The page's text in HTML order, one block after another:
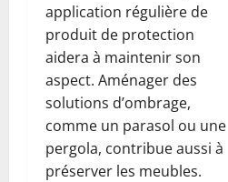
application régulière de
produit de protection
aidera à maintenir son
aspect. Aménager des
solutions d’ombrage,
comme un parasol ou une
pergola, contribue aussi à
préserver les meubles.